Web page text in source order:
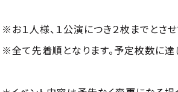
※お１人様、１公演につき２枚までとさせ
※全て先着順となります。予定枚数に達